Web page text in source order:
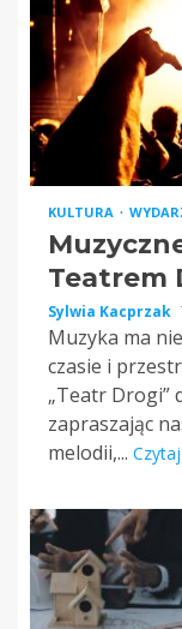
KULTURA
Teatrem
Sylwia Kacprzak
Muzyka ma
czasie i
„Teatr Drogi”
zapraszając
melodii,...